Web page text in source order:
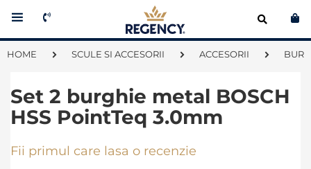
HOME SCULE SI ACCESORII ACCESORII
Set 2 burghie metal BOSCH
HSS PointTeq 3.0mm
Fii primul care lasa o recenzie